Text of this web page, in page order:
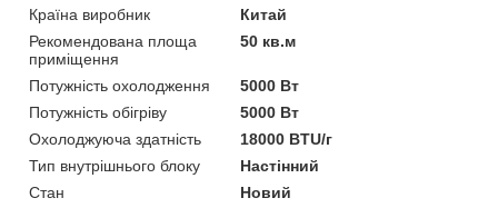
Країна виробник
Китай
Рекомендована площа
приміщення
50 кв.м
Потужність охолодження
5000 Вт
Потужність обігріву
5000 Вт
Охолоджуюча здатність
18000 BTU/г
Тип внутрішнього блоку
Настінний
Стан
Новий